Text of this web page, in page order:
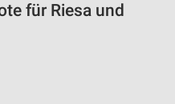
für Riesa und